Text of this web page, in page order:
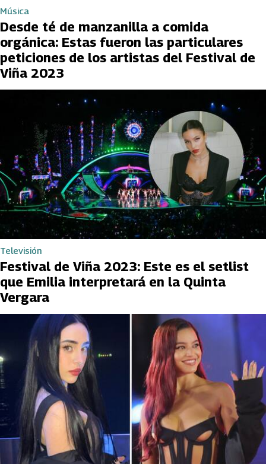
Música
Desde té de manzanilla a comida
orgánica: Estas fueron las particulares
peticiones de los artistas del Festival de
Viña 2023
Televisión
Festival de Viña 2023: Este es el setlist
que Emilia interpretará en la Quinta
Vergara